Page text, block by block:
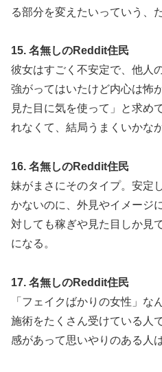
る部分を変えたいっていう、
15. 名無しのReddit住民
彼女はすごく不安定で、他人
強がってはいたけど内心は怖
見た目に気を使って」と求め
れなくて、結局うまくいかな
16. 名無しのReddit住民
妹がまさにそのタイプ。安定
かないのに、外見やイメージ
対しても稼ぎや見た目しか見
になる。
17. 名無しのReddit住民
「フェイクばかりの女性」な
施術をたくさん受けている人
感があって思いやりのある人